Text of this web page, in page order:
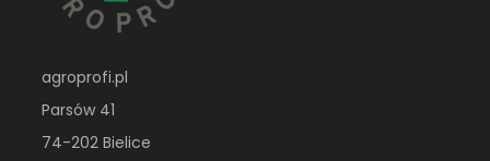
agroprofi.pl
Parsów 41
74-202 Bielice